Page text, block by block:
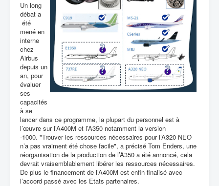
Un long
débat a
été
mené en
interne
chez
Airbus
depuis un
an, pour
évaluer
ses
capacités
à se
lancer dans ce programme, la plupart du personnel est à
l’œuvre sur l’A400M et l’A350 notamment la version
-1000. "Trouver les ressources nécessaires pour l’A320 NEO
n’a pas vraiment été chose facile", a précisé Tom Enders, une
réorganisation de la production de l’A350 a été annoncé, cela
devrait vraisemblablement libérer les ressources nécessaires.
De plus le financement de l’A400M est enfin finalisé avec
l’accord passé avec les Etats partenaires.